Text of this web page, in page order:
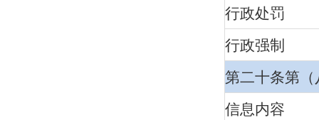
行政处罚
行政强制
第二十条第（
信息内容